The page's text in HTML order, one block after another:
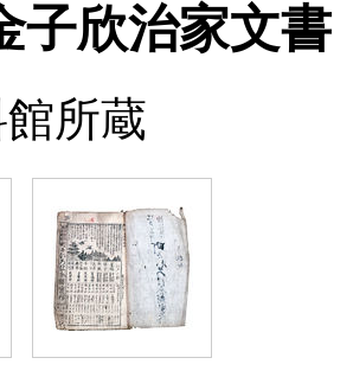
子欣治家文書
所蔵